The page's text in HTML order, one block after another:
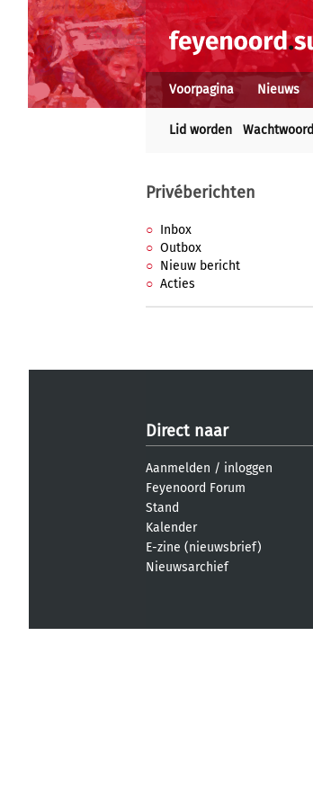
Voorpagina Nieuws
Lid worden Wachtwoord
Privéberichten
Inbox
Outbox
Nieuw bericht
Acties
Direct naar
Aanmelden / inloggen
Feyenoord Forum
Stand
Kalender
E-zine (nieuwsbrief)
Nieuwsarchief